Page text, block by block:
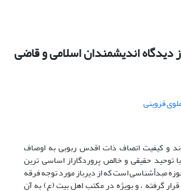
دیدگاه اندیشمندان اسلامی و قاضی
قزوینی
و کیفیت اتصاف ذات اقدس ربوبی به اوصاف
با توحید حقیقی و خالص پروردگاراز اساسی ترین
مبدأشناسی است که از دیرباز مورد توجه فرقه
گرفته ، و بویژه در مکتب اهل بیت (ع) به آن